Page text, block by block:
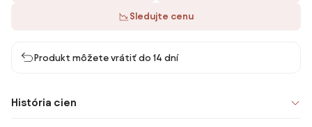
Sledujte cenu
Produkt môžete vrátiť do 14 dní
História cien